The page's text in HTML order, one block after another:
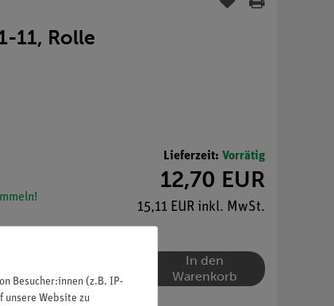
11, Rolle
Lieferzeit: Vorrätig
12,70 EUR
15,11 EUR inkl. MwSt.
In den
Warenkorb
Besucher:innen (z.B. IP-
Website zu